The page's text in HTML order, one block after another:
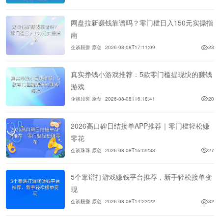
网盘拉新赚钱靠谱吗？零门槛日入150元实操指
南
企谈段誉 原创 2026-08-08T17:11:09 23
真实挣钱小游戏推荐：5款零门槛提现快的赚钱
游戏
企谈段誉 原创 2026-08-08T16:18:41 20
2026高口碑日结接单APP推荐｜零门槛轻松赚
零花
企谈珠珠 原创 2026-08-08T15:09:33 27
5个靠谱打游戏赚钱平台推荐，新手轻松接单变
现
企谈段誉 原创 2026-08-08T14:23:22 32